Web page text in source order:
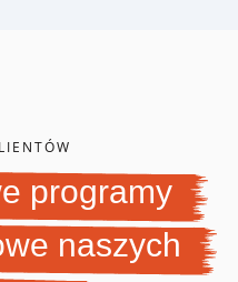
programy
naszych